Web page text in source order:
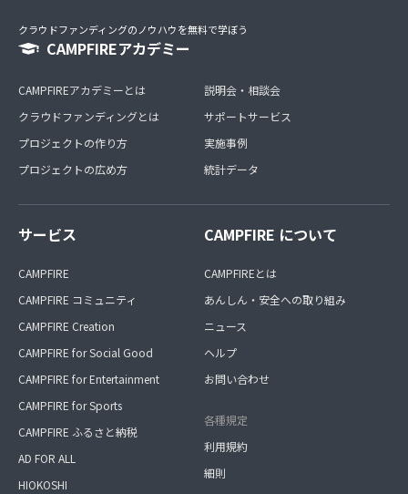
クラウドファンディングのノウハウを無料で学ぼう
CAMPFIREアカデミー
CAMPFIREアカデミーとは
クラウドファンディングとは
プロジェクトの作り方
プロジェクトの広め方
説明会・相談会
サポートサービス
実施事例
統計データ
サービス
CAMPFIRE
CAMPFIRE コミュニティ
CAMPFIRE Creation
CAMPFIRE for Social Good
CAMPFIRE for Entertainment
CAMPFIRE for Sports
CAMPFIRE ふるさと納税
AD FOR ALL
HIOKOSHI
CAMPFIRE について
CAMPFIREとは
あんしん・安全への取り組み
ニュース
ヘルプ
お問い合わせ
各種規定
利用規約
細則